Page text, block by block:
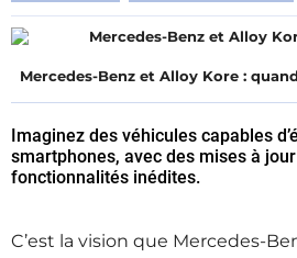
Mercedes-Benz et Alloy Kore :
Imaginez des véhicules capables
smartphones, avec des mises à
fonctionnalités inédites.
C’est la vision que Mercedes-